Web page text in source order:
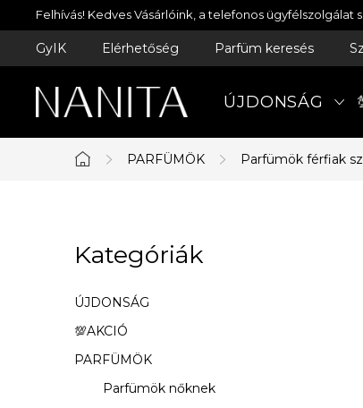
Ugrás
a
Felhívás! Kedves Vásárlóink, a telefonos
GyIK Elérhetőség Parfüm keresés
ÚJDONSÁG
Kezdőlap
PARFÜMÖK Parfümök férfiak
l
d
a
l
Kategóriák
átugrása
Kategóriák
ÚJDONSÁG
💯AKCIÓ
PARFÜMÖK
Parfümök nőknek